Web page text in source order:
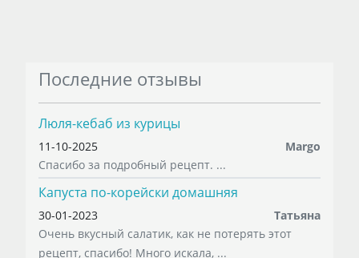
Последние отзывы
Люля-кебаб из курицы
11-10-2025
Margo
Спасибо за подробный рецепт. ...
Капуста по-корейски домашняя
30-01-2023
Татьяна
Очень вкусный салатик, как не потерять этот
рецепт, спасибо! Много искала, ...